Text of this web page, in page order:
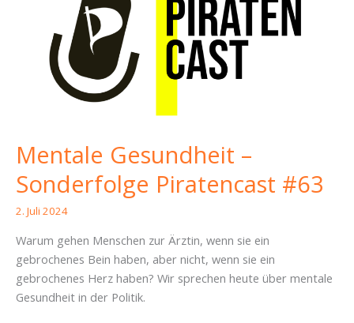
Mentale Gesundheit –
Sonderfolge Piratencast #63
2. Juli 2024
Warum gehen Menschen zur Ärztin, wenn sie ein
gebrochenes Bein haben, aber nicht, wenn sie ein
gebrochenes Herz haben? Wir sprechen heute über mentale
Gesundheit in der Politik.